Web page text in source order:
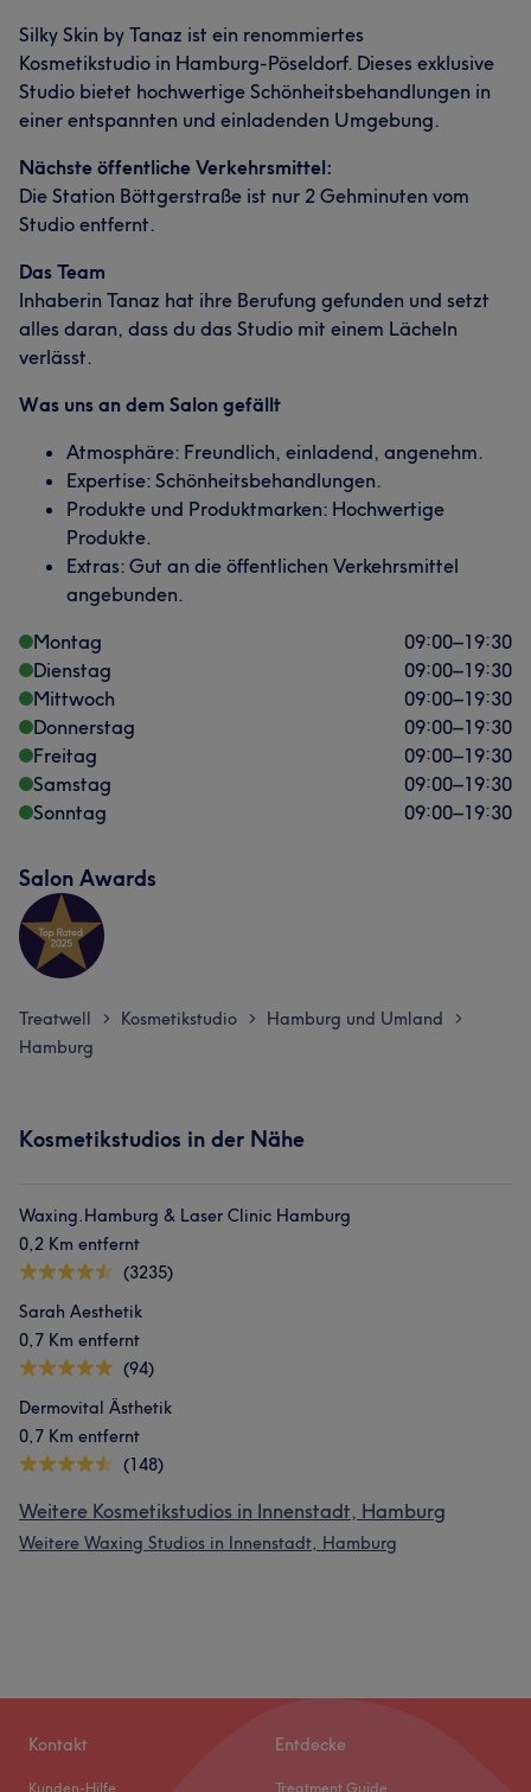
Silky Skin by Tanaz ist ein renommiertes
Kosmetikstudio in Hamburg-Pöseldorf. Dieses exklusive
Studio bietet hochwertige Schönheitsbehandlungen in
einer entspannten und einladenden Umgebung.
Nächste öffentliche Verkehrsmittel:
Die Station Böttgerstraße ist nur 2 Gehminuten vom
Studio entfernt.
Das Team
Inhaberin Tanaz hat ihre Berufung gefunden und setzt
alles daran, dass du das Studio mit einem Lächeln
verlässt.
Was uns an dem Salon gefällt
Atmosphäre: Freundlich, einladend, angenehm.
Expertise: Schönheitsbehandlungen.
Produkte und Produktmarken: Hochwertige
Produkte.
Extras: Gut an die öffentlichen Verkehrsmittel
angebunden.
Montag
09:00–19:30
Dienstag
09:00–19:30
Mittwoch
09:00–19:30
Donnerstag
09:00–19:30
Freitag
09:00–19:30
Samstag
09:00–19:30
Sonntag
09:00–19:30
Salon Awards
Treatwell > Kosmetikstudio > Hamburg und Umland >
Hamburg
Kosmetikstudios in der Nähe
Waxing.Hamburg & Laser Clinic Hamburg
0,2 Km entfernt
(3235)
Sarah Aesthetik
0,7 Km entfernt
(94)
Dermovital Ästhetik
0,7 Km entfernt
(148)
Weitere Kosmetikstudios in Innenstadt, Hamburg
Weitere Waxing Studios in Innenstadt, Hamburg
Kontakt
Kunden-Hilfe
Entdecke
Treatment Guide